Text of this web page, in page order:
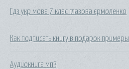
Гдз укр мова 7 клас глазова єрмоленко
Как подписать книгу в подарок примеры
Аудиокнига мп3